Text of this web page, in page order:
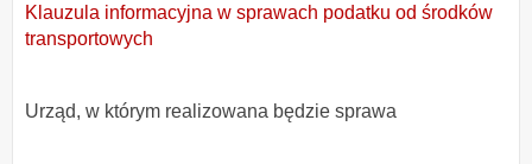
Klauzula informacyjna w sprawach podatku od środków
transportowych
Urząd, w którym realizowana będzie sprawa